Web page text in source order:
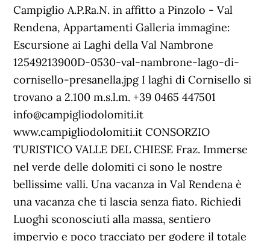
Campiglio A.P.Ra.N. in affitto a Pinzolo - Val
Rendena, Appartamenti Galleria immagine:
Escursione ai Laghi della Val Nambrone
12549213900D-0530-val-nambrone-lago-di-
cornisello-presanella.jpg I laghi di Cornisello si
trovano a 2.100 m.s.l.m. +39 0465 447501
info@campigliodolomiti.it
www.campigliodolomiti.it CONSORZIO
TURISTICO VALLE DEL CHIESE Fraz. Immerse
nel verde delle dolomiti ci sono le nostre
bellissime valli. Una vacanza in Val Rendena è
una vacanza che ti lascia senza fiato. Richiedi
Luoghi sconosciuti alla massa, sentiero
impervio e poco tracciato per godere il totale